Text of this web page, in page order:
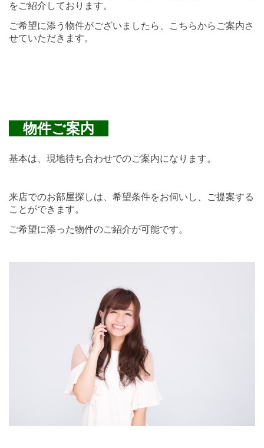
をご紹介しております。
ご希望に添う物件がございましたら、こちらからご案内さ
せていただきます。
物件ご案内
基本は、現地待ち合わせでのご案内になります。
来店でのお部屋探しは、希望条件をお伺いし、ご提案する
ことができます。
ご希望に添った物件のご紹介が可能です。